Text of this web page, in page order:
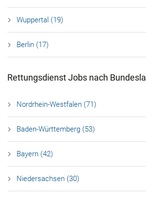
Wuppertal (19)
Berlin (17)
Rettungsdienst Jobs nach
Nordrhein-Westfalen (71)
Baden-Württemberg (53)
Bayern (42)
Niedersachsen (30)